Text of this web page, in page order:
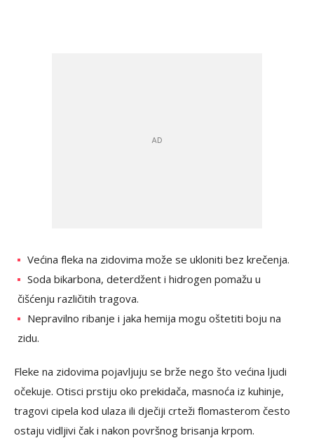
Većina fleka na zidovima može se ukloniti bez krečenja.
Soda bikarbona, deterdžent i hidrogen pomažu u
čišćenju različitih tragova.
Nepravilno ribanje i jaka hemija mogu oštetiti boju na
zidu.
Fleke na zidovima pojavljuju se brže nego što većina ljudi
očekuje. Otisci prstiju oko prekidača, masnoća iz kuhinje,
tragovi cipela kod ulaza ili dječiji crteži flomasterom često
ostaju vidljivi čak i nakon površnog brisanja krpom.